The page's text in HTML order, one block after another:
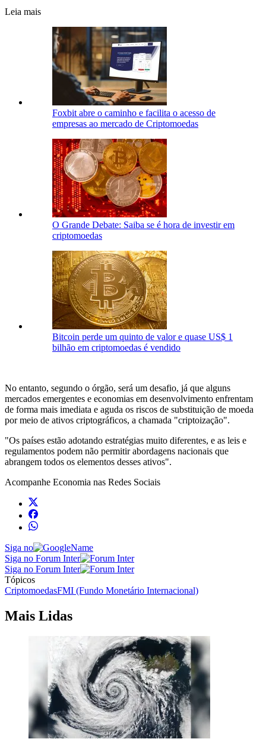
Leia mais
Foxbit abre o caminho e facilita o acesso de
empresas ao mercado de Criptomoedas
O Grande Debate: Saiba se é hora de investir em
criptomoedas
Bitcoin perde um quinto de valor e quase US$ 1
bilhão em criptomoedas é vendido
No entanto, segundo o órgão, será um desafio, já que alguns
mercados emergentes e economias em desenvolvimento enfrentam
de forma mais imediata e aguda os riscos de substituição de moeda
por meio de ativos criptográficos, a chamada "criptoização".
"Os países estão adotando estratégias muito diferentes, e as leis e
regulamentos podem não permitir abordagens nacionais que
abrangem todos os elementos desses ativos".
Acompanhe Economia nas Redes Sociais
Siga no
Siga no Forum Inter
Siga no Forum Inter
Tópicos
CriptomoedasFMI (Fundo Monetário Internacional)
Mais Lidas